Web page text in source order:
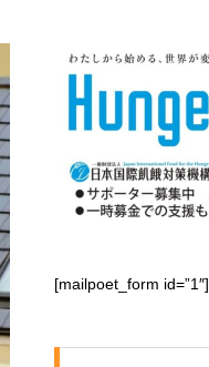
[mailpoet_form id=”1″]